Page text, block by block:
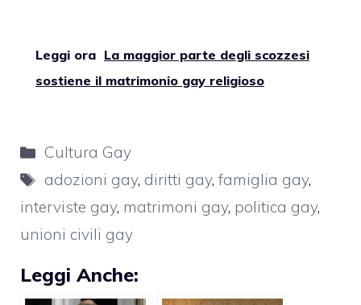
Leggi ora La maggior parte degli scozzesi
sostiene il matrimonio gay religioso
Categorie
Cultura Gay
Tag
adozioni gay, diritti gay,famiglia gay,
interviste gay, matrimoni gay, politica gay,
unioni civili gay
Leggi Anche: